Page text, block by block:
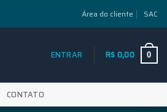
Área do cliente SAC
ENTRAR R$0,00 0
CONTATO